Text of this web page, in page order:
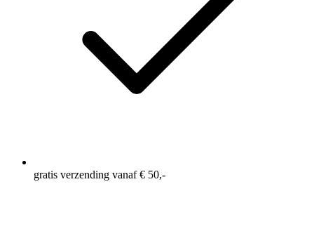
gratis verzending vanaf € 50,-